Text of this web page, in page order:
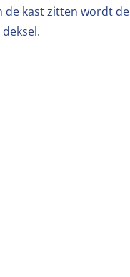
de kast zitten wordt de